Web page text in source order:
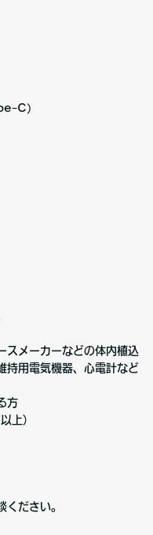
ｰC)
スメーカーなどの体内植込
持用電気機器、心電計など
方
上）
ください。